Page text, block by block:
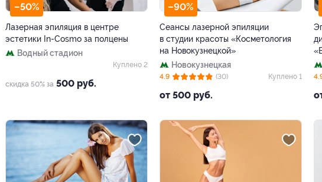
–50%
Лазерная эпиляция в центре
эстетики In-Cosmo за полцены
Водный стадион
скидка 50% за 500 руб.
Куплено 2
–90%
Сеансы лазерной эпиляции
в студии красоты «Косметология
на Новокузнецкой»
Новокузнецкая
от 500 руб.
4.9 (30) Куплено 1